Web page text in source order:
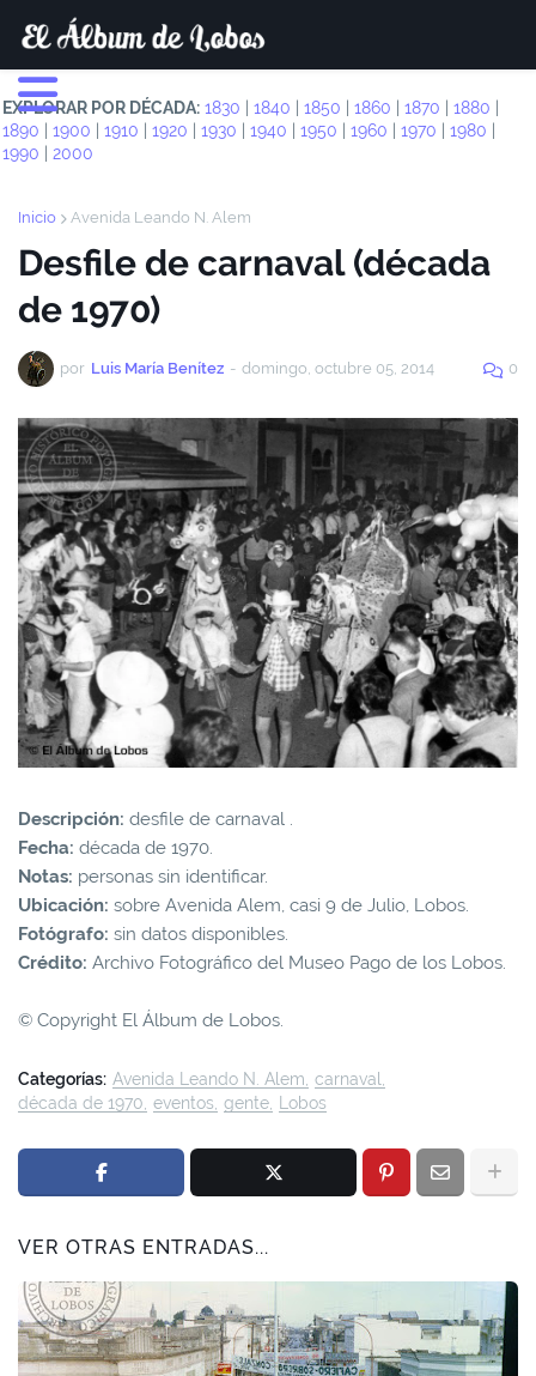
EXPLORAR POR DÉCADA: 1830 1840 1850 1860 1870 1880
1890
1900 1910 1920 1930 1940 1950 1960 1970 1980
1990
2000
Inicio Avenida Leando N. Alem
Desfile de carnaval (década
de 1970)
por Luis María Benítez - domingo, octubre 05, 2014 0
Descripción: desfile de carnaval .
Fecha: década de 1970.
Notas: personas sin identificar.
Ubicación: sobre Avenida Alem, casi 9 de Julio, Lobos.
Fotógrafo: sin datos disponibles.
Crédito: Archivo Fotográfico del Museo Pago de los Lobos.
© Copyright El Álbum de Lobos.
Categorías: Avenida Leando N. Alem carnaval
década de 1970 eventos gente Lobos
VER OTRAS ENTRADAS...